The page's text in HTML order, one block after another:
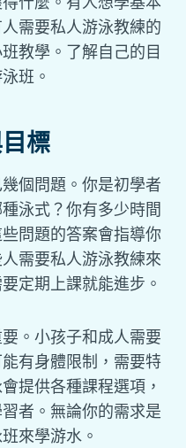
需要私人游泳教練的
教學。了解自己的目
班。
標
個問題。你是初學者
泳式？你有多少時間
問題的答案會指導你
需要私人游泳教練來
定期上課就能進步。
。小孩子和成人需要
有身體限制，需要特
提供各種課程選項，
者。無論你的需求是
來學游水。